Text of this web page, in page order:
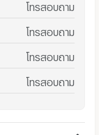
โทรสอบถาม
โทรสอบถาม
โทรสอบถาม
โทรสอบถาม